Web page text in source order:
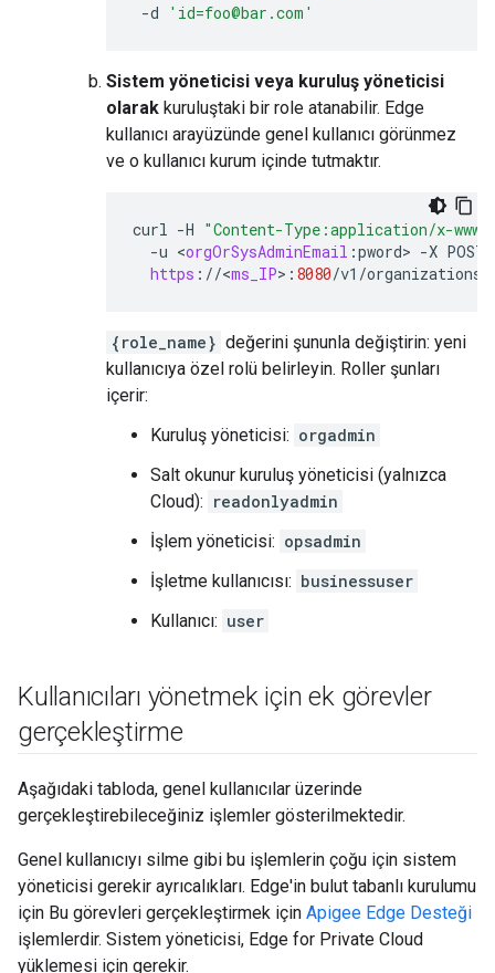
-d 'id=foo@bar.com'
Sistem yöneticisi veya kuruluş yöneticisi
olarak kuruluştaki bir role atanabilir. Edge
kullanıcı arayüzünde genel kullanıcı görünmez
ve o kullanıcı kurum içinde tutmaktır.
curl -H "Content-Type:application/x-
-u <orgOrSysAdminEmail :pword> -X POST
https : //<ms_IP> : 8080/v1 /organizations
{role_name} değerini şununla değiştirin: yeni
kullanıcıya özel rolü belirleyin. Roller şunları
içerir:
Kuruluş yöneticisi: orgadmin
Salt okunur kuruluş yöneticisi (yalnızca
Cloud): readonlyadmin
İşlem yöneticisi: opsadmin
İşletme kullanıcısı: businessuser
Kullanıcı: user
Kullanıcıları yönetmek için ek görevler
gerçekleştirme
Aşağıdaki tabloda, genel kullanıcılar üzerinde
gerçekleştirebileceğiniz işlemler gösterilmektedir.
Genel kullanıcıyı silme gibi bu işlemlerin çoğu için sistem
yöneticisi gerekir ayrıcalıkları. Edge'in bulut tabanlı kurulumu
için Bu görevleri gerçekleştirmek için Apigee Edge Desteği
işlemlerdir. Sistem yöneticisi, Edge for Private Cloud
yüklemesi için gerekir.